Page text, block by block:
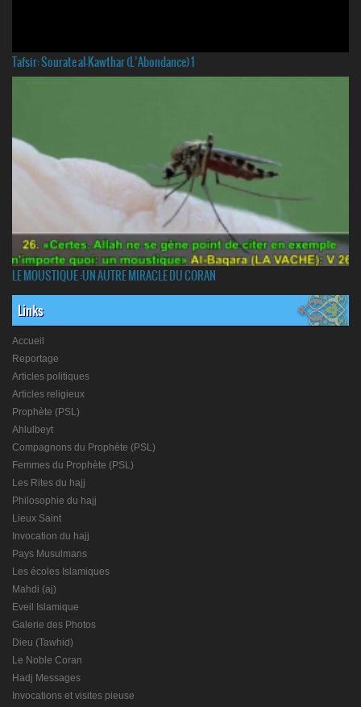
Tafsir: Sourate al-Kawthar (L’Abondance) 1
LE MOUSTIQUE :UN AUTRE MIRACLE DU CORAN
Links
Accueil
Reportage
Articles politiques
Articles religieux
Prophète (PSL)
Ahlulbeyt
Compagnons du Prophète (PSL)
Femmes du Prophète (PSL)
Les Rites du hajj
Philosophie du hajj
Lieux Saint
Invocation du hajj
Pays Musulmans
Les écoles Islamiques
Mahdi (aj)
Eveil Islamique
Galerie des Photos
Dieu (Tawhid)
Le Noble Coran
Hadj Messages
Invocations et visites pieuse